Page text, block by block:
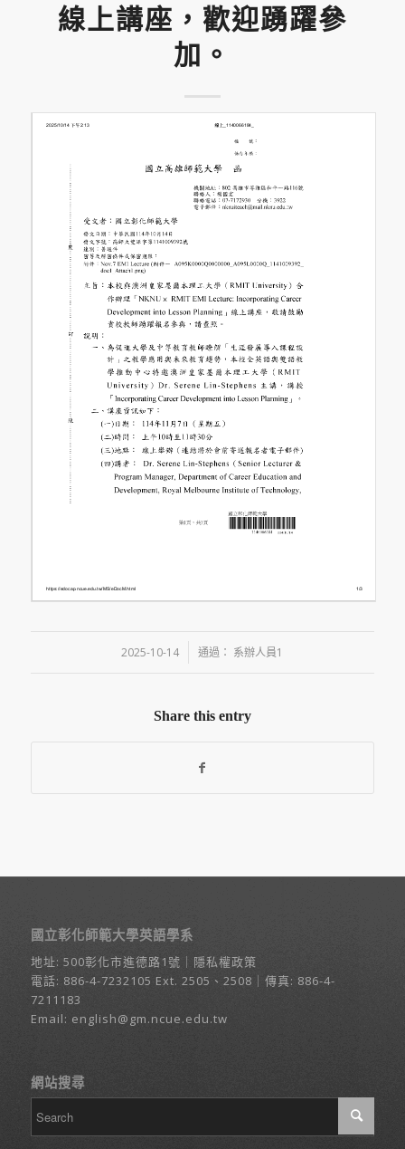
線上講座，歡迎踴躍參
加。
2025-10-14
/ 通過： 系辦人員1
Share this entry
國立彰化師範大學英語學系
地址: 500彰化市進德路1號 ｜ 隱私權政策
電話: 886-4-7232105 Ext. 2505、2508｜傳真: 886-4-
7211183
Email: english@gm.ncue.edu.tw
網站搜尋